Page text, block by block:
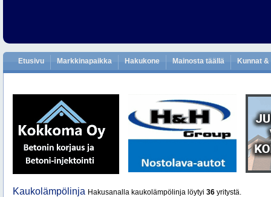
Etusivu Markkinapaikka Hakukone Mainosta täällä Kunnat
Kaukolämpölinja Hakusanalla kaukolämpölinja löytyi 36 yritystä.